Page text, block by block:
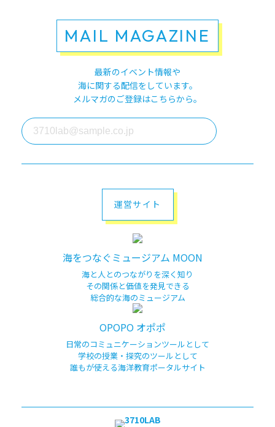
MAIL MAGAZINE
最新のイベント情報や
海に関する配信をしています。
メルマガのご登録はこちらから。
運営サイト
海をつなぐミュージアム MOON
海と人とのつながりを深く知り
その関係と価値を発見できる
総合的な海のミュージアム
OPOPO オポポ
日常のコミュニケーションツールとして
学校の授業・探究のツールとして
誰もが使える海洋教育ポータルサイト